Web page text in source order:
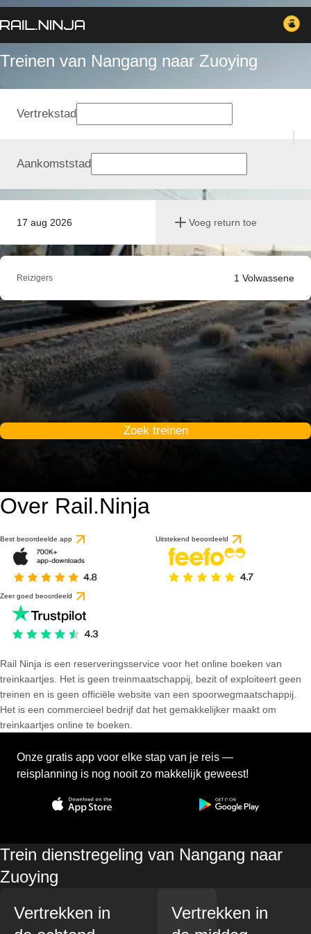
Treinen van Nangang naar Zuoying
17 aug 2026 Voeg return toe
Vertrekstad
Aankomststad
Reizigers 1 Volwassene
Zoek treinen
Over Rail.Ninja
Best beoordeelde app Uitstekend beoordeeld
Zeer goed beoordeeld
Rail Ninja is een reserveringsservice voor het online boeken van
treinkaartjes. Het is geen treinmaatschappij, bezit of exploiteert geen
treinen en is geen officiële website van een spoorwegmaatschappij.
Het is een commercieel bedrijf dat het gemakkelijker maakt om
treinkaartjes online te boeken.
Onze gratis app voor elke stap van je reis —
reisplanning is nog nooit zo makkelijk geweest!
Trein dienstregeling van Nangang naar
Zuoying
Vertrekken in
Vertrekken in